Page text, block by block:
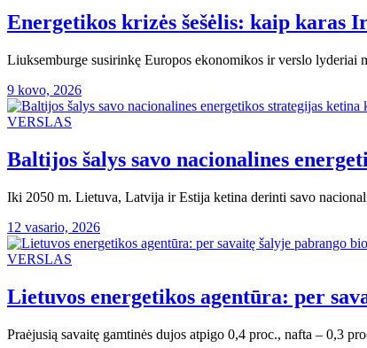
Energetikos krizės šešėlis: kaip karas
Liuksemburge susirinkę Europos ekonomikos ir verslo lyderiai
9 kovo, 2026
VERSLAS
Baltijos šalys savo nacionalines
Iki 2050 m. Lietuva, Latvija ir Estija ketina derinti savo
12 vasario, 2026
VERSLAS
Lietuvos energetikos agentūra: per
Praėjusią savaitę gamtinės dujos atpigo 0,4 proc., nafta – 0,3